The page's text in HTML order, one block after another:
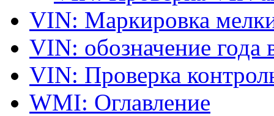
VIN: Маркировка
VIN: обозначение года
VIN: Проверка
WMI: Оглавление